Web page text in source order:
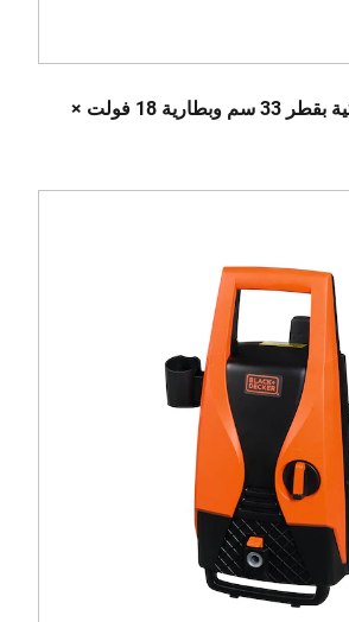
جزازة عشب لاسلكية بقطر 33 سم وبطارية 18 فولت ×